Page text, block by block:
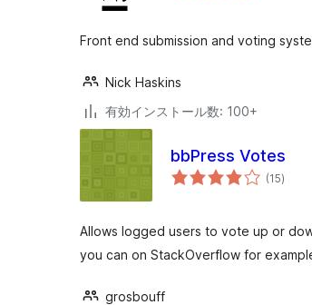
Front end submission and voting
Nick Haskins
有効インストール数: 100+
bbPress Votes
(15個
の)
Allows logged users to vote up or
you can on StackOverflow for
grosbouff